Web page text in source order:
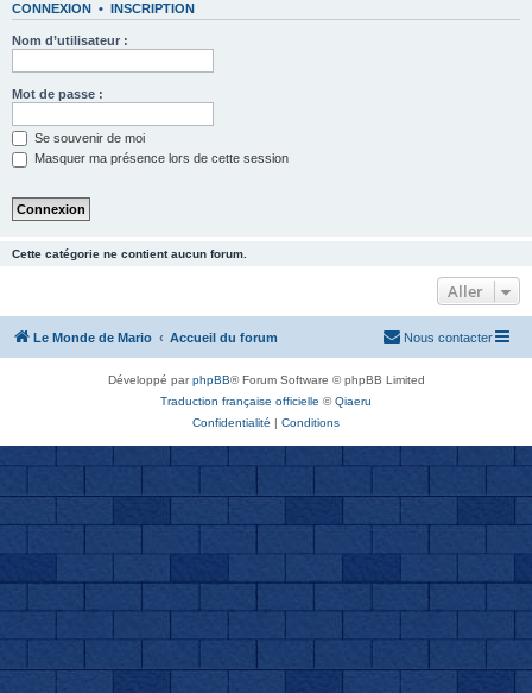
CONNEXION • INSCRIPTION
Nom d’utilisateur :
Mot de passe :
Se souvenir de moi
Masquer ma présence lors de cette session
Cette catégorie ne contient aucun forum.
Aller
Le Monde de Mario Accueil du forum Nous contacter
Développé parphpBB® Forum Software © phpBB Limited
Traduction française officielle ©Qiaeru
Confidentialité | Conditions